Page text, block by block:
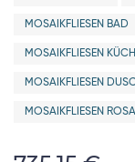
MOSAIKFLIESEN BAD
MOSAIKFLIESEN
MOSAIKFLIESEN
MOSAIKFLIESEN ROSA